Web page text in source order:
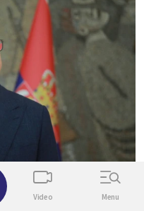
Video Menu